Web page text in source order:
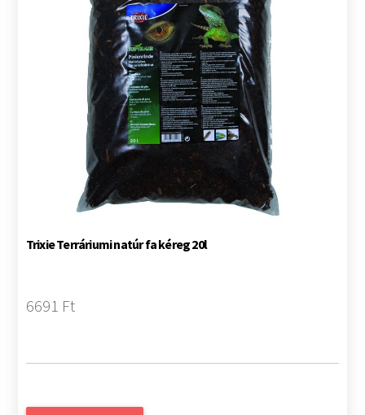
Trixie Terráriumi natúr fa kéreg 20l
6691 Ft